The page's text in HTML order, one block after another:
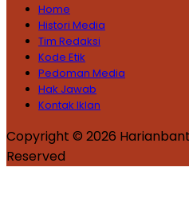
Home
Histori Media
Tim Redaksi
Kode Etik
Pedoman Media
Hak Jawab
Kontak Iklan
Copyright © 2026
Reserved